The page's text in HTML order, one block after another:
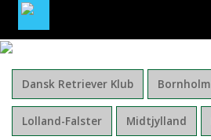
MINE TILMELDINGER
BLIV MEDLEM AF DRK
Dansk Retriever Klub Bornholm
Lolland-Falster Midtjylland